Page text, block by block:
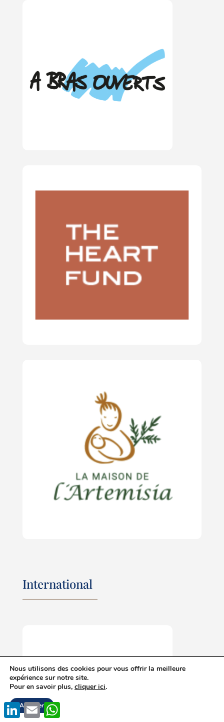
International
LinkedInEmail
Nous utilisons des cookies pour vous offrir la meilleure
expérience sur notre site.
Pour en savoir plus, cliquer ici.
Accepter